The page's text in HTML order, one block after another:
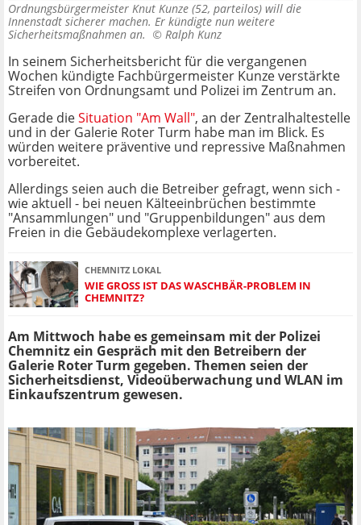
Ordnungsbürgermeister Knut Kunze (52, parteilos) will die
Innenstadt sicherer machen. Er kündigte nun weitere
Sicherheitsmaßnahmen an. © Ralph Kunz
In seinem Sicherheitsbericht für die vergangenen
Wochen kündigte Fachbürgermeister Kunze verstärkte
Streifen von Ordnungsamt und Polizei im Zentrum an.
Gerade dieSituation "Am Wall", an der Zentralhaltestelle
und in der Galerie Roter Turm habe man im Blick. Es
würden weitere präventive und repressive Maßnahmen
vorbereitet.
Allerdings seien auch die Betreiber gefragt, wenn sich -
wie aktuell - bei neuen Kälteeinbrüchen bestimmte
"Ansammlungen" und "Gruppenbildungen" aus dem
Freien in die Gebäudekomplexe verlagerten.
CHEMNITZ LOKAL
WIE GROSS IST DAS WASCHBÄR-PROBLEM IN C
HEMNITZ?
Am Mittwoch habe es gemeinsam mit der Polizei
Chemnitz ein Gespräch mit den Betreibern der
Galerie Roter Turm gegeben. Themen seien der
Sicherheitsdienst, Videoüberwachung und WLAN im
Einkaufszentrum gewesen.